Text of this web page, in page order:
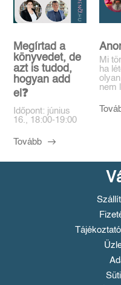
Megírtad a
könyvedet, de
azt is tudod,
hogyan add
el❓️
Időpont: június
16., 18:00-19:00
Tovább
Mi
ha
nem